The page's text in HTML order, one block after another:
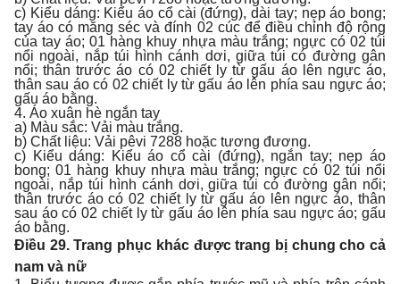
c) Kiểu dáng: Kiểu áo cổ cài (đứng), dài tay; nẹp áo bong;
tay áo có măng séc và đính 02 cúc để điều chỉnh độ rộng
của tay áo; 01 hàng khuy nhựa màu trắng; ngực có 02 túi
nổi ngoài, nắp túi hình cánh dơi, giữa túi có đường gân
nổi; thân trước áo có 02 chiết ly từ gấu áo lên ngực áo,
thân sau áo có 02 chiết ly từ gấu áo lên phía sau ngực áo;
gấu áo bằng.
4. Áo xuân hè ngắn tay
a) Màu sắc: Vải màu trắng.
b) Chất liệu: Vải pêvi 7288 hoặc tương đương.
c) Kiểu dáng: Kiểu áo cổ cài (đứng), ngắn tay; nẹp áo
bong; 01 hàng khuy nhựa màu trắng; ngực có 02 túi nổi
ngoài, nắp túi hình cánh dơi, giữa túi có đường gân nổi;
thân trước áo có 02 chiết ly từ gấu áo lên ngực áo, thân
sau áo có 02 chiết ly từ gấu áo lên phía sau ngực áo; gấu
áo bằng.
Điều 29. Trang phục khác được trang bị chung cho cả
nam và nữ